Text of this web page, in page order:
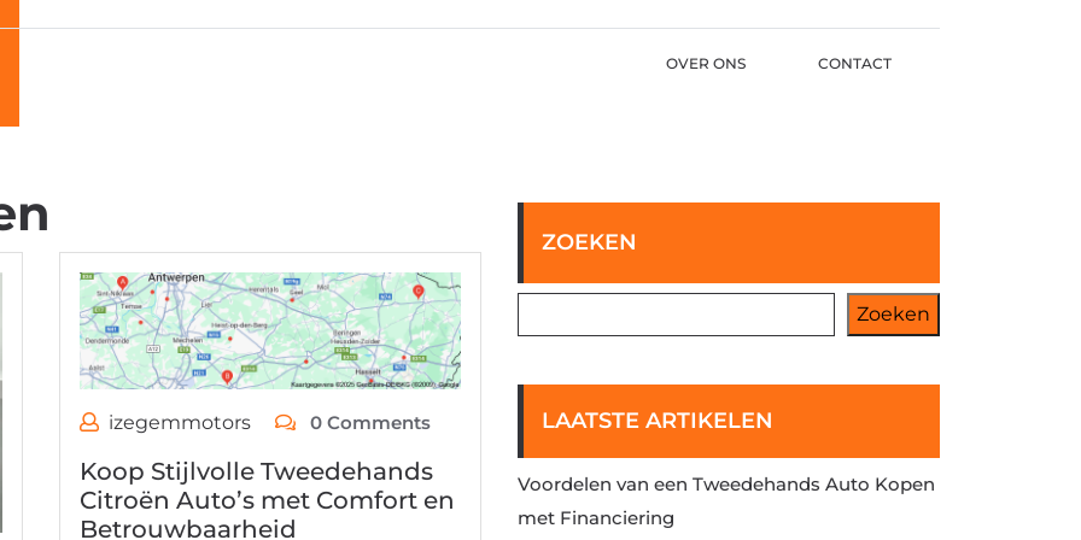
OVER ONS CONTACT
izegemmotors 0 Comments
Koop Stijlvolle Tweedehands
Citroën Auto’s met Comfort en
Betrouwbaarheid
ZOEKEN
Zoeken
LAATSTE ARTIKELEN
Voordelen van een Tweedehands Auto Kopen
met Financiering